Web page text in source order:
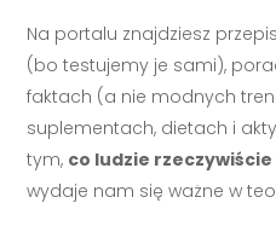
Na portalu znajdziesz
(bo testujemy je sami),
faktach (a nie modnych
suplementach, dietach i
tym, co ludzie
wydaje nam się ważne w